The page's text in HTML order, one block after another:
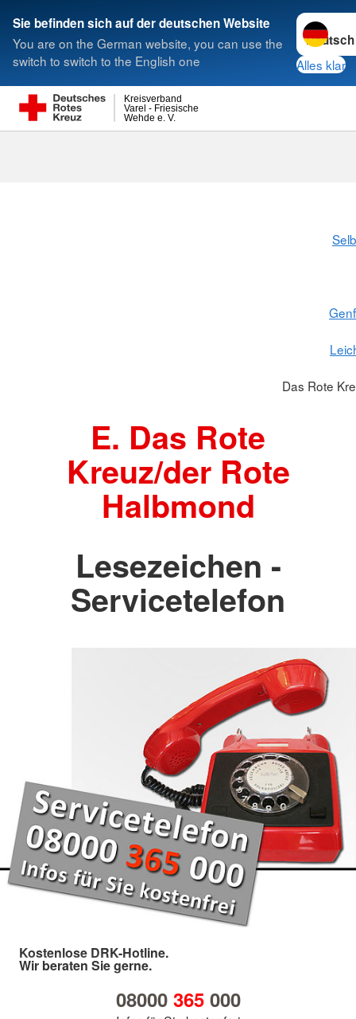
Sie befinden sich auf der deutschen Website
You are on the German website, you can use the
switch to switch to the English one
Sprache
Alles klar
Wehde e. V.
Varel - Friesische
Kreisverband
Suche
Das Rote
E. Das Rote
Kreuz/der Rote
Halbmond
Lesezeichen -
Servicetelefon
Kostenlose DRK-Hotline.
Wir beraten Sie gerne.
08000 365000